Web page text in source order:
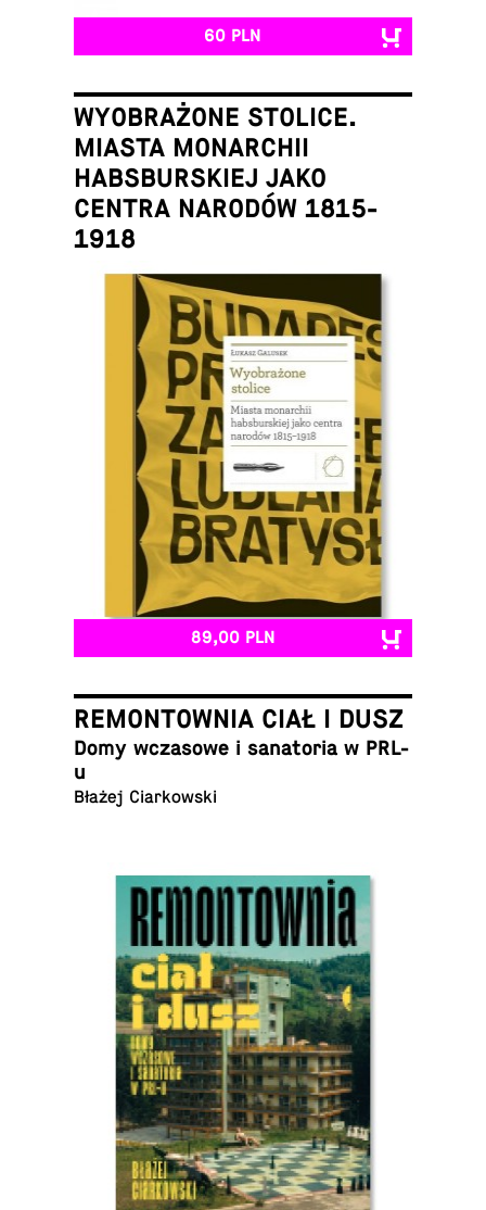
60 PLN
WYOBRAŻONE STOLICE.
MIASTA MONARCHII
HABSBURSKIEJ JAKO
CENTRA NARODÓW 1815-
1918
Łukasz Galusek
89,00 PLN
REMONTOWNIA CIAŁ I DUSZ
Domy wcza­so­we i sa­na­to­ria w PRL-
u
Błażej Ciarkowski